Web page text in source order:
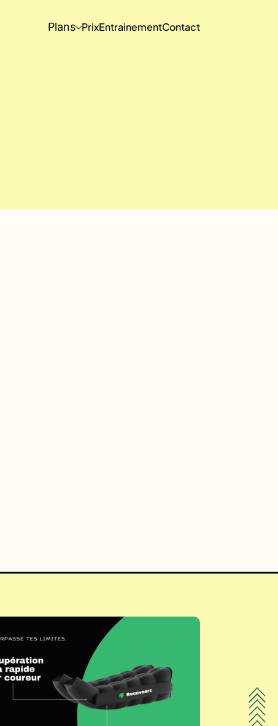
Plans PrixEntrainementContact